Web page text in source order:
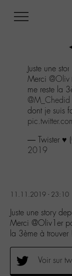
au
menu
Aller
au
contenu
Aller
recherche
Juste une
Merci
me reste la
@M_Chedid
dont je suis
— Twister ♥️
2019
11.11.2019 - 23:10
Juste une story
Merci @Oliv1er
la 3ème à
Voir sur